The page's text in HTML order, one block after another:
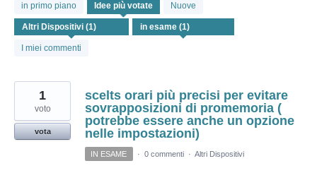
in primo piano Idee più votate Nuove
I miei commenti
risultato
trovato
scelts orari più precisi per evitare
sovrapposizioni di promemoria (
potrebbe essere anche un opzione
nelle impostazioni)
1
voto
vota
IN ESAME · 0 commenti · Altri Dispositivi